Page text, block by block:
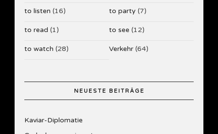
to listen (16) to party (7)
to read (1) to see (12)
to watch (28) Verkehr (64)
NEUESTE BEITRÄGE
Kaviar-Diplomatie